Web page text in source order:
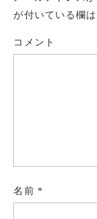
が付いている欄
コメント
名前 *